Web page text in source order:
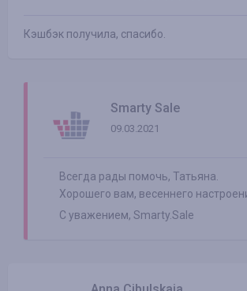
Кэшбэк получила, спасибо.
Smarty Sale
09.03.2021
Всегда рады помочь, Татьяна.
Хорошего вам, весеннего
С уважением, Smarty.Sale